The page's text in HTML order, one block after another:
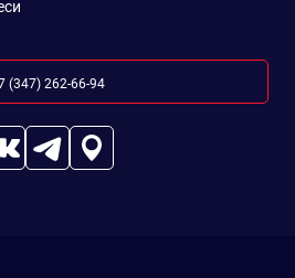
(347) 262-66-94